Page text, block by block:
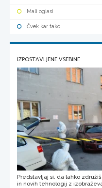
Mali oglasi
Čvek kar tako
IZPOSTAVLJENE VSEBINE
Predstavljaj si, da lahko
in novih tehnologij z